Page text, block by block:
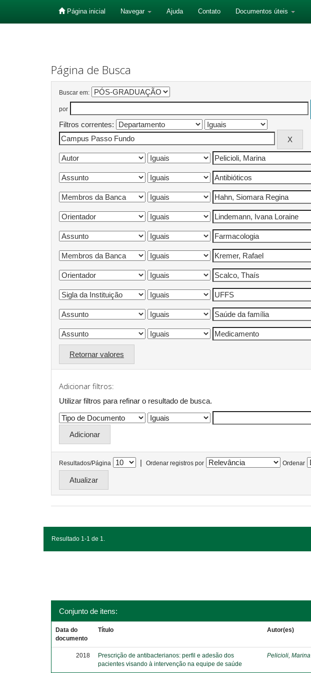
Página inicial Navegar Ajuda Contato Documentos úteis
Página de Busca
Buscar em:
por
Filtros correntes:
Retornar valores
Adicionar filtros:
Utilizar filtros para refinar o resultado de busca.
Resultados/Página | Ordenar registros por Ordenar
Resultado 1-1 de 1.
Conjunto de itens:
Data do
documento
Título Autor(es)
2018
Prescrição de antibacterianos: perfil e adesão dos
pacientes visando à intervenção na equipe de saúde
Pelicioli, Marina